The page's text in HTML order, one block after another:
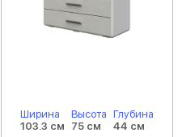
Ширина
103.3 см
Высота
75 см
Глубина
44 см